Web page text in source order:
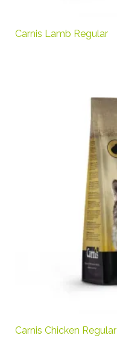
Carnis Lamb Regular
Carnis Chicken Regular